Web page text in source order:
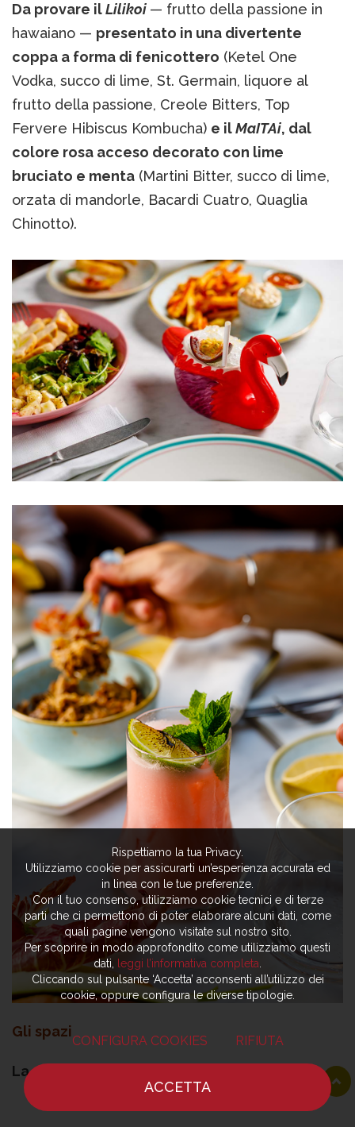
Da provare ilLilikoi — frutto della passione in
hawaiano — presentato in una divertente
coppa a forma di fenicottero (Ketel One
Vodka, succo di lime, St. Germain, liquore al
frutto della passione, Creole Bitters, Top
Fervere Hibiscus Kombucha) e ilMaITAi, dal
colore rosa acceso decorato con lime
bruciato e menta (Martini Bitter, succo di lime,
orzata di mandorle, Bacardi Cuatro, Quaglia
Chinotto).
Gli spazi
La grande cucina a vista, individuata da un
pavimento a terrazzo, domina l’ampia sala
Rispettiamo la tua Privacy.
Utilizziamo cookie per assicurarti un’esperienza accurata ed
in linea con le tue preferenze.
Con il tuo consenso, utilizziamo cookie tecnici e di terze
parti che ci permettono di poter elaborare alcuni dati, come
quali pagine vengono visitate sul nostro sito.
Per scoprire in modo approfondito come utilizziamo questi
dati,
leggi l’informativa completa
Cliccando sul pulsante ‘Accetta’ acconsenti all’utilizzo dei
cookie, oppure configura le diverse tipologie.
CONFIGURA COOKIES RIFIUTA
ACCETTA